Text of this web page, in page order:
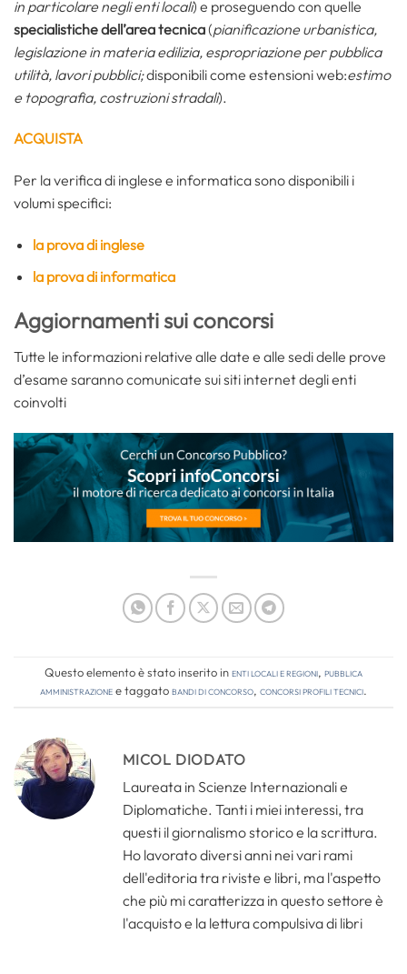
in particolare negli enti locali) e proseguendo con quelle
specialistiche dell’area tecnica(pianificazione urbanistica,
legislazione in materia edilizia, espropriazione per pubblica
utilità, lavori pubblici;disponibili come estensioni web:estimo
e topografia, costruzioni stradali).
ACQUISTA
Per la verifica di inglese e informatica sono disponibili i
volumi specifici:
la prova di inglese
la prova di informatica
Aggiornamenti sui concorsi
Tutte le informazioni relative alle date e alle sedi delle prove
d’esame saranno comunicate sui siti internet degli enti
coinvolti
Questo elemento è stato inserito inEnti locali e regioni, Pubblica
amministrazionee taggatobandi di concorso, concorsi profili tecnici.
MICOL DIODATO
Laureata in Scienze Internazionali e
Diplomatiche. Tanti i miei interessi, tra
questi il giornalismo storico e la scrittura.
Ho lavorato diversi anni nei vari rami
dell'editoria tra riviste e libri, ma l'aspetto
che più mi caratterizza in questo settore è
l'acquisto e la lettura compulsiva di libri